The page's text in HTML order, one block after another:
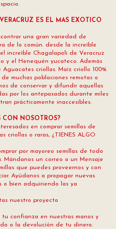
ES EL MAS EXOTICO
una gran variedad de
de lo común. desde la increíble
increíble Chagalapoli de Veracruz
y el Henequén yucateco. Además
criollas. Maíz criollo 100%
muchas poblaciones remotas o
de conservar y difundir aquellas
por los antepasados durante miles
prácticamente inaccesibles.
CON NOSOTROS?
en comprar semillas de
criollas o raras, ¿TIENES ALGO
por mayoreo semillas de todo
un correo o un Mensaje
que puedes proveernos y con
Ayúdanos a propagar nuevas
o bien adquiriendo las ya
nuestro proyecto
confianza en nuestras manos y
o la devolución de tu dinero.